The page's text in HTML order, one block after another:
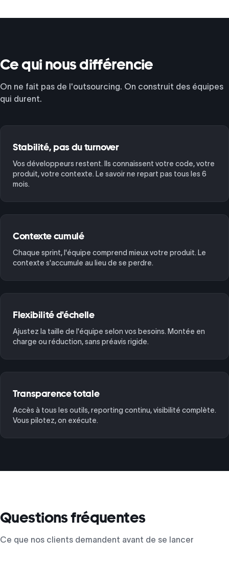
Ce qui nous différencie
On ne fait pas de l'outsourcing. On construit des équipes
qui durent.
Stabilité, pas du turnover
Vos développeurs restent. Ils connaissent votre code, votre
produit, votre contexte. Le savoir ne repart pas tous les 6
mois.
Contexte cumulé
Chaque sprint, l'équipe comprend mieux votre produit. Le
contexte s'accumule au lieu de se perdre.
Flexibilité d'échelle
Ajustez la taille de l'équipe selon vos besoins. Montée en
charge ou réduction, sans préavis rigide.
Transparence totale
Accès à tous les outils, reporting continu, visibilité complète.
Vous pilotez, on exécute.
Questions fréquentes
Ce que nos clients demandent avant de se lancer